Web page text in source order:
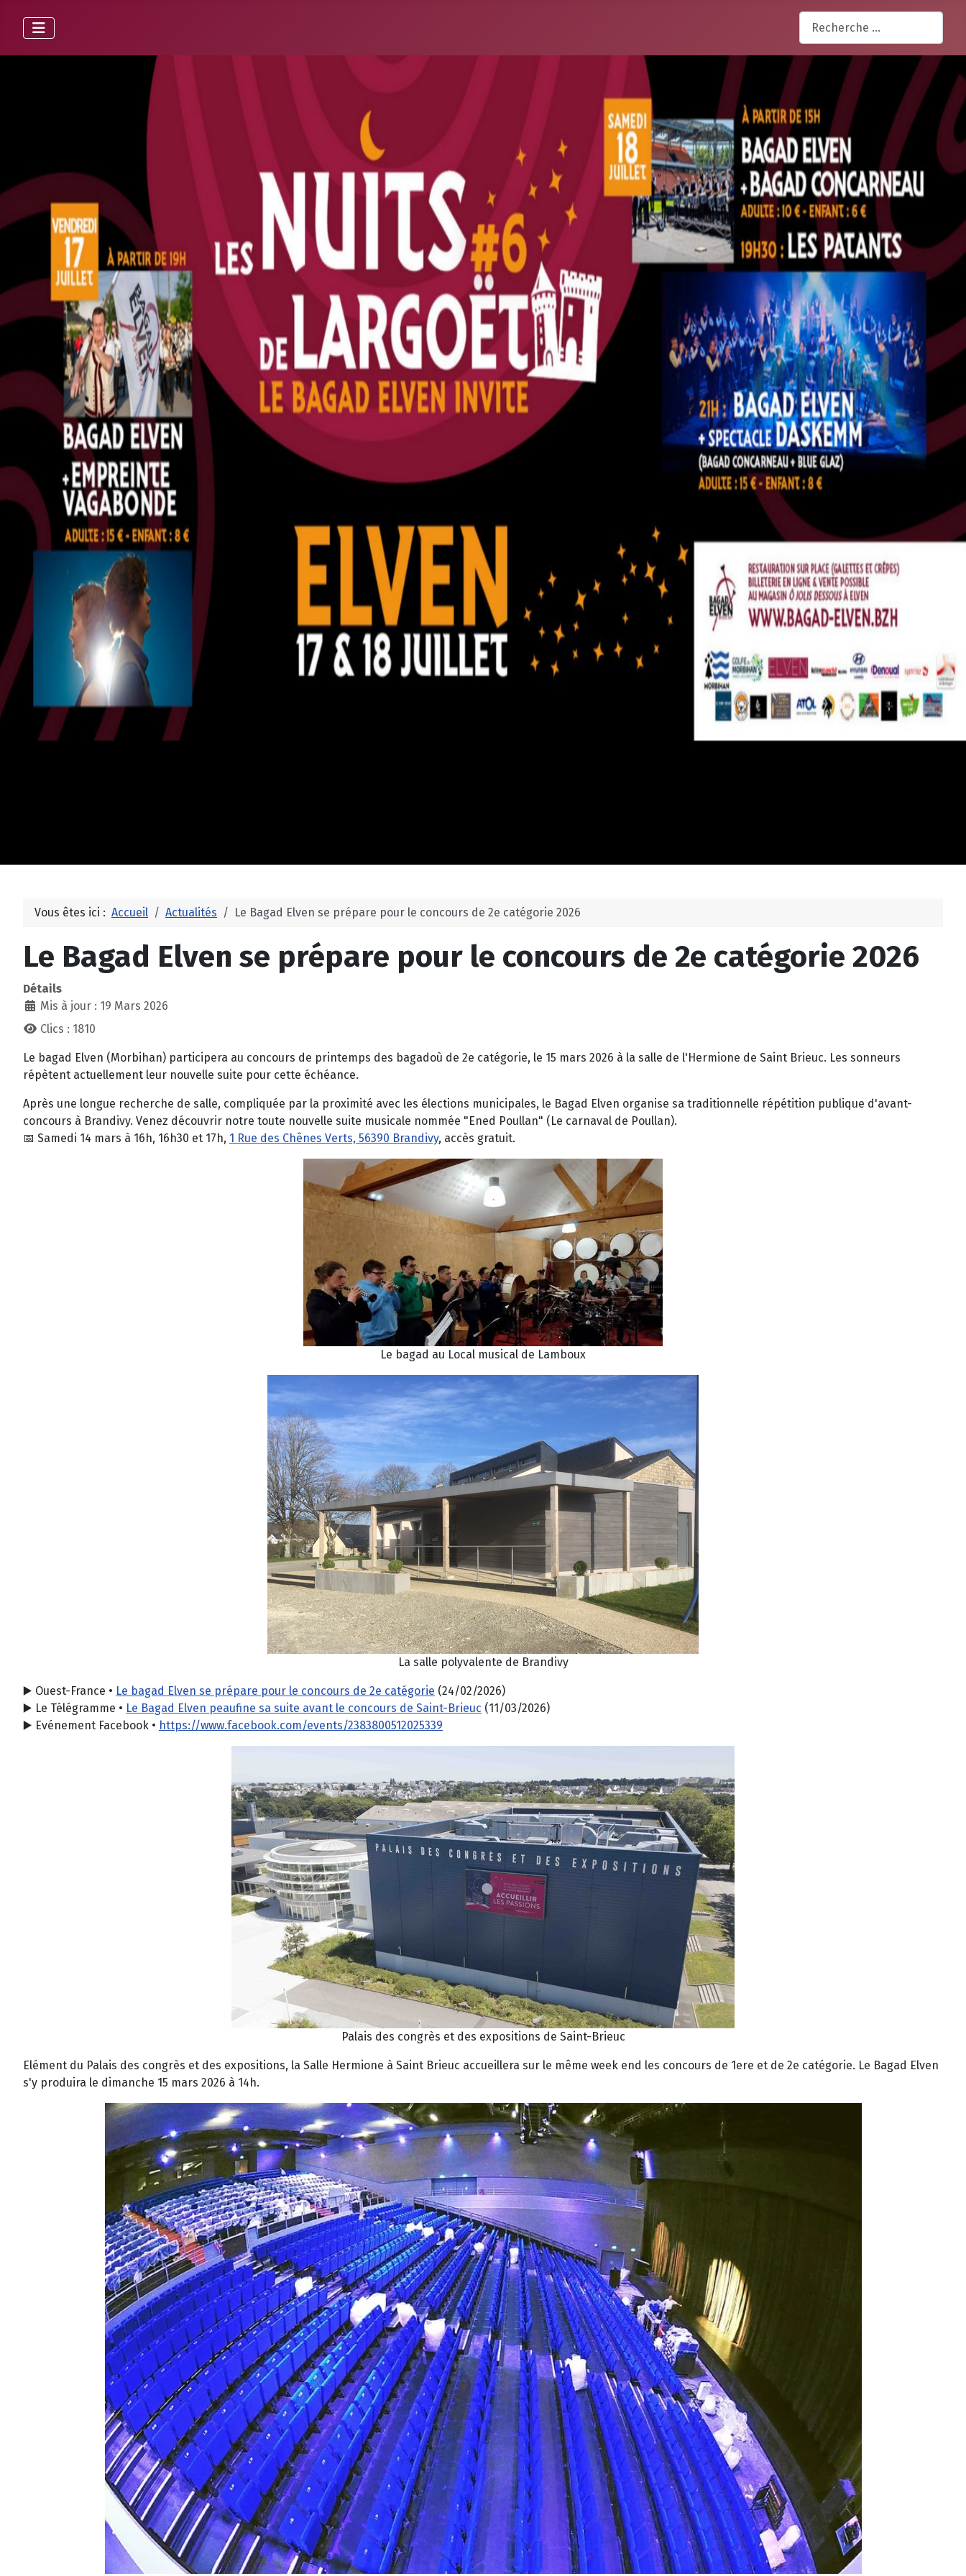
Rechercher
Vous êtes ici : Accueil Actualités Le Bagad Elven se prépare pour le concours de 2e catégorie 2026
Le Bagad Elven se prépare pour le concours de 2e catégorie 2026
Détails
Mis à jour : 19 Mars 2026
Clics : 1810
Le bagad Elven (Morbihan) participera au concours de printemps des bagadoù de 2e catégorie, le 15 mars 2026 à la salle de l'Hermione de Saint Brieuc. Les sonneurs
répètent actuellement leur nouvelle suite pour cette échéance.
Après une longue recherche de salle, compliquée par la proximité avec les élections municipales, le Bagad Elven organise sa traditionnelle répétition publique d'avant-
concours à Brandivy. Venez découvrir notre toute nouvelle suite musicale nommée "Ened Poullan" (Le carnaval de Poullan).
📅 Samedi 14 mars à 16h, 16h30 et 17h, 1 Rue des Chênes Verts, 56390 Brandivy, accès gratuit.
Le bagad au Local musical de Lamboux
La salle polyvalente de Brandivy
▶️ Ouest-France • Le bagad Elven se prépare pour le concours de 2e catégorie (24/02/2026)
▶️ Le Télégramme • Le Bagad Elven peaufine sa suite avant le concours de Saint-Brieuc (11/03/2026)
▶️ Evénement Facebook • https://www.facebook.com/events/2383800512025339
Palais des congrès et des expositions de Saint-Brieuc
Elément du Palais des congrès et des expositions, la Salle Hermione à Saint Brieuc accueillera sur le même week end les concours de 1ere et de 2e catégorie. Le Bagad Elven
s'y produira le dimanche 15 mars 2026 à 14h.